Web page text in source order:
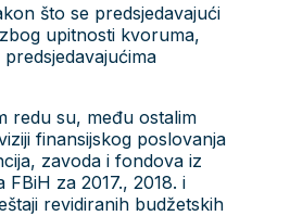
što se predsjedavajući
upitnosti kvoruma,
redu su, među ostalim
finansijskog poslovanja
zavoda i fondova iz
za 2017., 2018. i
revidiranih budžetskih